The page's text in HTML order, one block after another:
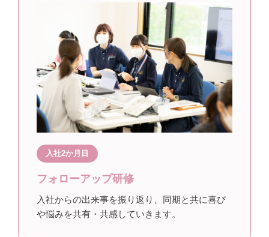
入社2か月目
フォローアップ研修
入社からの出来事を振り返り、同期と共に喜び
や悩みを共有・共感していきます。